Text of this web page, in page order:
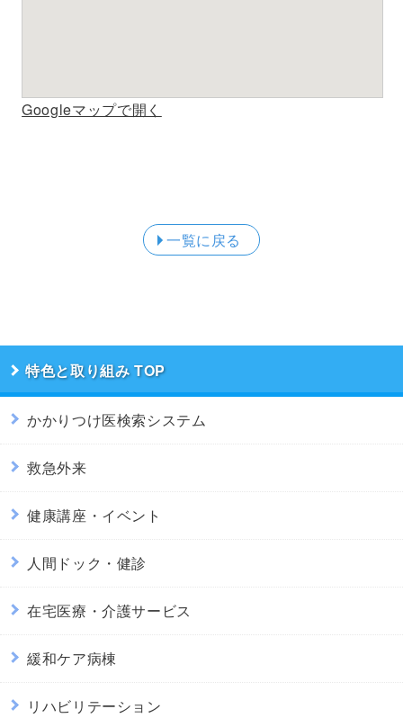
Googleマップで開く
一覧に戻る
特色と取り組み
かかりつけ医検索システム
救急外来
健康講座・イベント
人間ドック・健診
在宅医療・介護サービス
緩和ケア病棟
リハビリテーション